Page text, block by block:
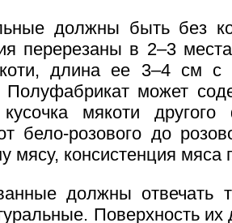
должны быть без
перерезаны в 2–3
длина ее 3–4 см с
Полуфабрикат может
мякоти
бело-розового до
мясу, консистенция мяса
должны отвечать
Поверхность